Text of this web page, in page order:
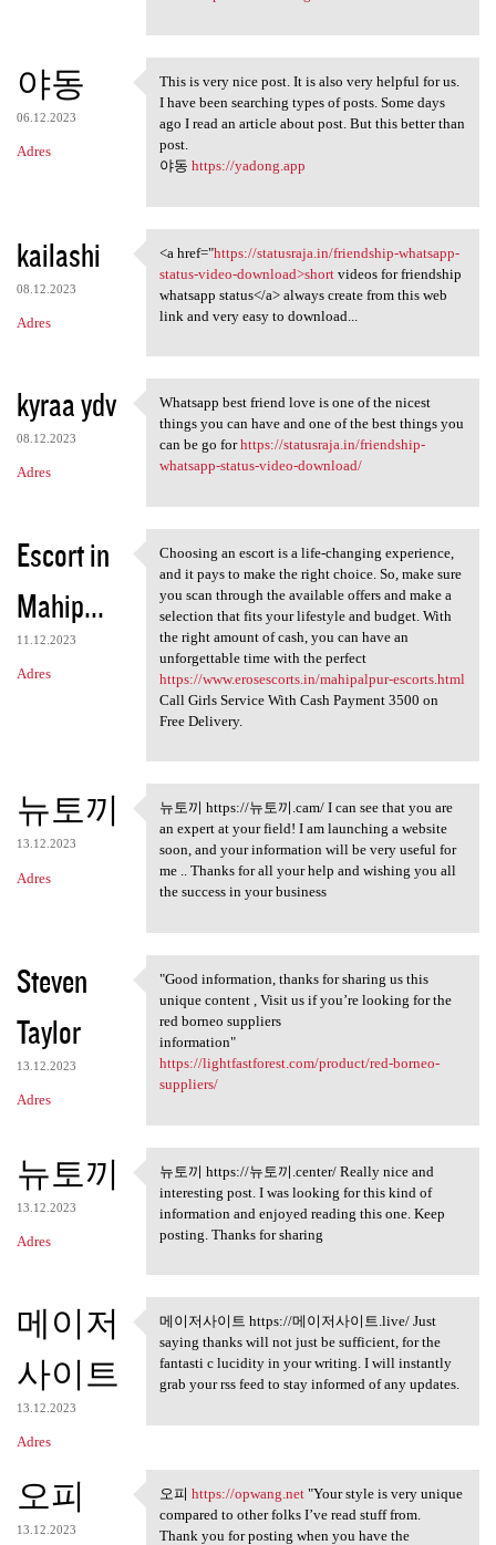
야동
06.12.2023
Adres
This is very nice post. It is
This is very nice post. It is also very helpful for us.
I have been searching types of posts. Some days
ago I read an article about post. But this better than
post.
야동 https://yadong.app
kailashi
08.12.2023
Adres
<a href="https://statusraja
<a href="https://statusraja.in/friendship-whatsapp-
status-video-download>shortvideos for friendship
whatsapp status</a> always create from this web
link and very easy to download...
kyraa ydv
08.12.2023
Adres
Whatsapp best friend love is
Whatsapp best friend love is one of the nicest
things you can have and one of the best things you
can be go forhttps://statusraja.in/friendship-
whatsapp-status-video-download/
Escort in
Mahip...
11.12.2023
Adres
Choosing an escort is a life
Choosing an escort is a life-changing experience,
and it pays to make the right choice. So, make sure
you scan through the available offers and make a
selection that fits your lifestyle and budget. With
the right amount of cash, you can have an
unforgettable time with the perfect
https://www.erosescorts.in/mahipalpur-escorts.html
Call Girls Service With Cash Payment 3500 on
Free Delivery.
뉴토끼
13.12.2023
Adres
뉴토끼 https://뉴토끼.cam/ I can
뉴토끼 https://뉴토끼.cam/ I can see that you are
an expert at your field! I am launching a website
soon, and your information will be very useful for
me .. Thanks for all your help and wishing you all
the success in your business
Steven
Taylor
13.12.2023
Adres
"Good information, thanks for
"Good information, thanks for sharing us this
unique content , Visit us if you’re looking for the
red borneo suppliers
information"
https://lightfastforest.com/product/red-borneo-
suppliers/
뉴토끼
13.12.2023
Adres
뉴토끼 https://뉴토끼.center/
뉴토끼 https://뉴토끼.center/ Really nice and
interesting post. I was looking for this kind of
information and enjoyed reading this one. Keep
posting. Thanks for sharing
메이저
사이트
13.12.2023
Adres
메이저사이트 https://메이저사이
트.live/
메이저사이트 https://메이저사이트.live/ Just
saying thanks will not just be sufficient, for the
fantasti c lucidity in your writing. I will instantly
grab your rss feed to stay informed of any updates.
오피
13.12.2023
오피 https://opwang.net "Your
오피 https://opwang.net"Your style is very unique
compared to other folks I’ve read stuff from.
Thank you for posting when you have the